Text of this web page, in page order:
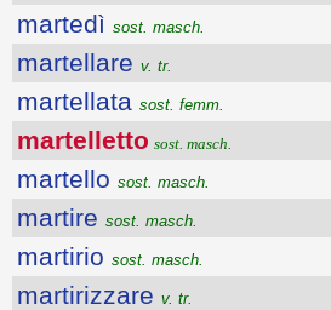
martedì sost. masch.
martellare v. tr.
martellata sost. femm.
martelletto sost. masch.
martello sost. masch.
martire sost. masch.
martirio sost. masch.
martirizzare v. tr.